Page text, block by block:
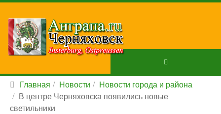
Главная Новости
Новости города и района
В центре Черняховска появились новые
светильники